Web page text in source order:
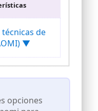
hasta 18
Bluetooth;
Uplink
de la salud y el
versátil de
de
▼
opciones